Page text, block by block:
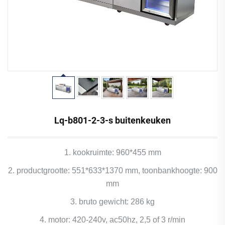
Lq-b801-2-3-s buitenkeuken
1. kookruimte: 960*455 mm
2. productgrootte: 551*633*1370 mm, toonbankhoogte: 900
mm
3. bruto gewicht: 286 kg
4. motor: 420-240v, ac50hz, 2,5 of 3 r/min